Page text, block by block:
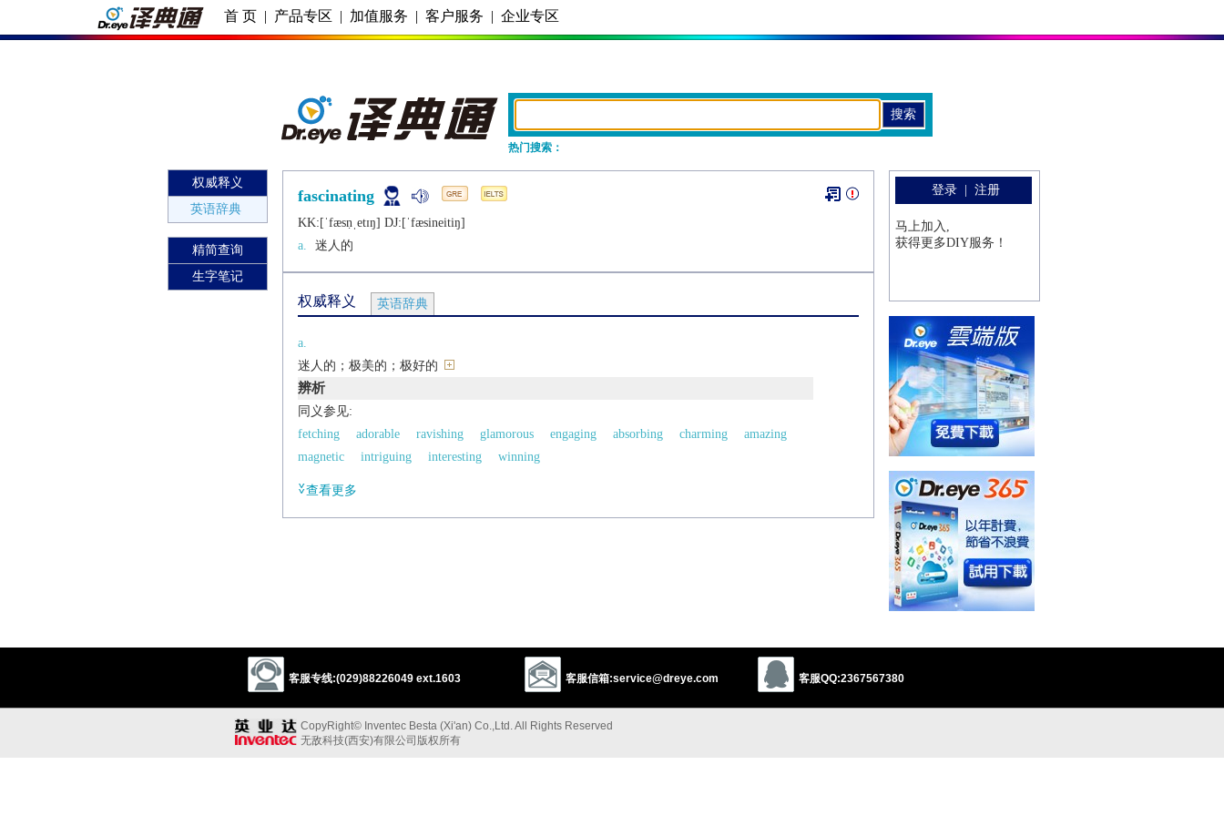
首 页 | 产品专区 | 加值服务 | 客户服务 | 企业专区
热门搜索：
权威释义
英语辞典
精简查询
生字笔记
fascinating
KK:[ˈfæsṇˌеtɪŋ] DJ:[ˈfæsinеitiŋ]
a.
迷人的
权威释义 英语辞典
a.
迷人的；极美的；极好的
辨析
同义参见:
fetching
adorable ravishing glamorous engaging absorbing charming
amazing
magnetic
intriguing interesting
winning
查看更多
客服专线:(029)88226049 ext.1603 客服信箱:service@dreye.com 客服QQ:2367567380
CopyRight© Inventec Besta (Xi'an) Co.,Ltd. All Rights Reserved
无敌科技(西安)有限公司版权所有